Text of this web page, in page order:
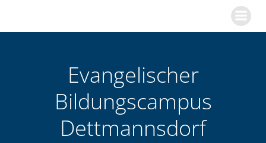
springen
Evangelischer
Bildungscampus
Dettmannsdorf